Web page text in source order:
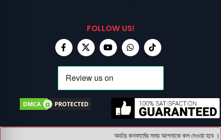
FOLLOW US!
অর্ডার কনফার্মের সময় আপনাকে কল দেওয়া